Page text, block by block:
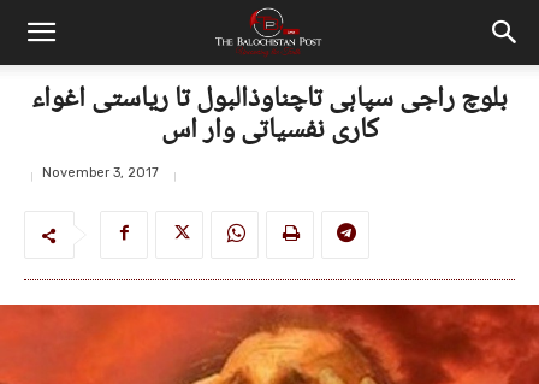
بلوچ راجی سپاہی تاچناوذالبول تا ریاستی اغواء
کاری نفسیاتی وار اس
November 3, 2017